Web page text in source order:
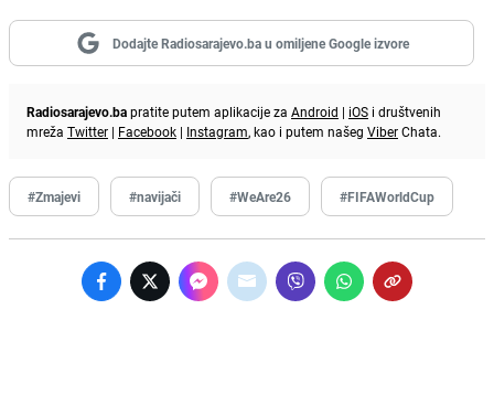
Dodajte Radiosarajevo.ba u omiljene Google izvore
Radiosarajevo.bapratite putem aplikacije za Android | iOS i društvenih
mreža Twitter | Facebook | Instagram, kao i putem našeg ViberChata.
#Zmajevi #navijači #WeAre26 #FIFAWorldCup